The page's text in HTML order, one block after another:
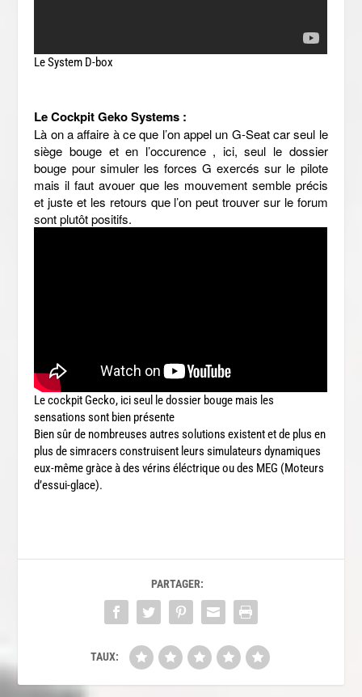
Le System D-box
Le Cockpit Geko Systems :
Là on a affaire à ce que l’on appel un G-Seat car seul le
siège bouge et en l’occurence , ici, seul le dossier
bouge pour simuler les forces G exercés sur le pilote
mais il faut avouer que les mouvement semble précis
et juste et les retours que l’on peut trouver sur le forum
sont plutôt positifs.
Le cockpit Gecko, ici seul le dossier bouge mais les
sensations sont bien présente
Bien sûr de nombreuses autres solutions existent et de plus en
plus de simracers construisent leurs simulateurs dynamiques
eux-même gràce à des vérins éléctrique ou des MEG (Moteurs
d’essui-glace).
PARTAGER:
TAUX: